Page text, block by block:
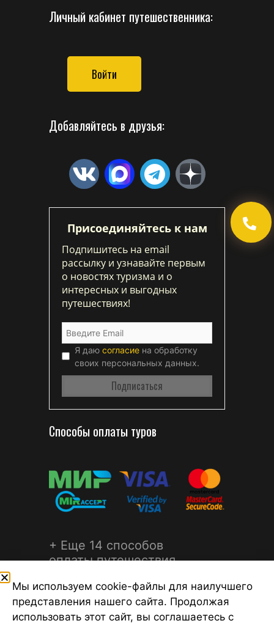
Личный кабинет путешественника:
Войти
Добавляйтесь в друзья:
Присоединяйтесь к нам
Подпишитесь на email
рассылку и узнавайте первым
о новостях туризма и о
интересных и выгодных
путешествиях!
Я даю согласие на обработку
своих персональных данных.
Способы оплаты туров
+ Еще 14 способов
оплаты путешествия
Мы используем cookie-файлы для наилучшего
представления нашего сайта. Продолжая
использовать этот сайт, вы соглашаетесь с